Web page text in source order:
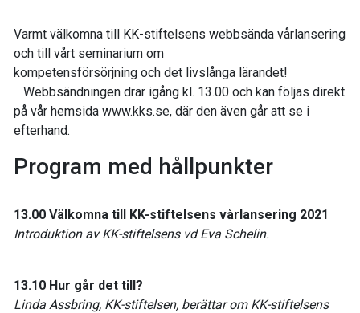
Varmt välkomna till KK-stiftelsens webbsända vårlansering
och till vårt seminarium om
kompetensförsörjning och det livslånga lärandet!
Webbsändningen drar igång kl. 13.00 och kan följas direkt
på vår hemsida www.kks.se, där den även går att se i
efterhand.
Program med hållpunkter
13.00 Välkomna till KK-stiftelsens vårlansering 2021
Introduktion av KK-stiftelsens vd Eva Schelin.
13.10 Hur går det till?
Linda Assbring, KK-stiftelsen, berättar om KK-stiftelsens